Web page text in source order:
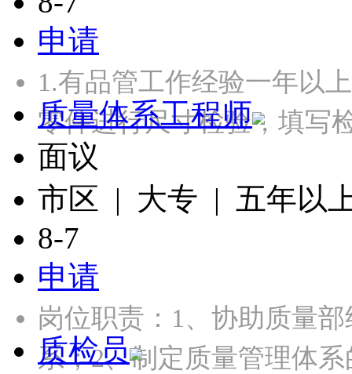
申请
1.有品管工作经验一年以
零件进行尺寸检验，填
质量体系工程师
面议
市区 | 大专 | 五年以
8-7
申请
岗位职责：1、协助质量
系；2、制定质量管理体
质检员